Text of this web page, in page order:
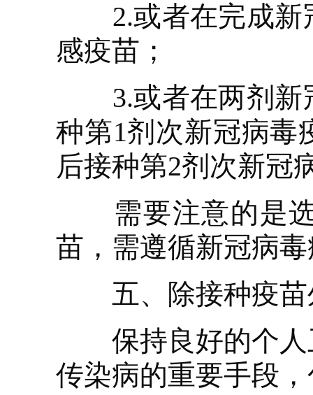
2.或者在完成新
感疫苗；
3.或者在两剂新
种第1剂次新冠病毒
后接种第2剂次新冠
需要注意的是选
苗，需遵循新冠病
五、除接种疫苗
保持良好的个人
传染病的重要手段